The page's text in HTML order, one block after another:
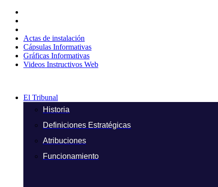
contenido
Actas de instalación
Cápsulas Informativas
Gráficas Informativas
Videos Instructivos Web
El Tribunal
Historia
Definiciones Estratégicas
Atribuciones
Funcionamiento